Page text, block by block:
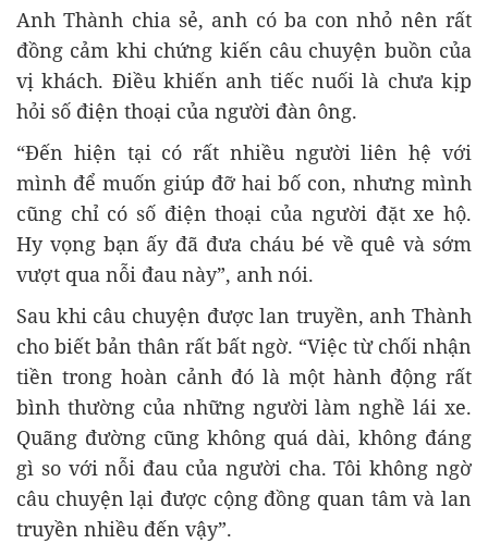
Anh Thành chia sẻ, anh có ba con nhỏ nên rất
đồng cảm khi chứng kiến câu chuyện buồn của
vị khách. Điều khiến anh tiếc nuối là chưa kịp
hỏi số điện thoại của người đàn ông.
“Đến hiện tại có rất nhiều người liên hệ với
mình để muốn giúp đỡ hai bố con, nhưng mình
cũng chỉ có số điện thoại của người đặt xe hộ.
Hy vọng bạn ấy đã đưa cháu bé về quê và sớm
vượt qua nỗi đau này”, anh nói.
Sau khi câu chuyện được lan truyền, anh Thành
cho biết bản thân rất bất ngờ. “Việc từ chối nhận
tiền trong hoàn cảnh đó là một hành động rất
bình thường của những người làm nghề lái xe.
Quãng đường cũng không quá dài, không đáng
gì so với nỗi đau của người cha. Tôi không ngờ
câu chuyện lại được cộng đồng quan tâm và lan
truyền nhiều đến vậy”.